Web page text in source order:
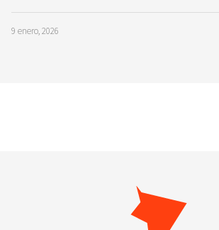
9 enero, 2026